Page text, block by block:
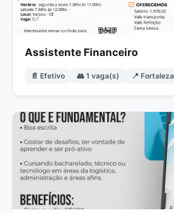
Assistente Financeiro
📄 Efetivo 👥 1 vaga(s) 📍 Fortaleza